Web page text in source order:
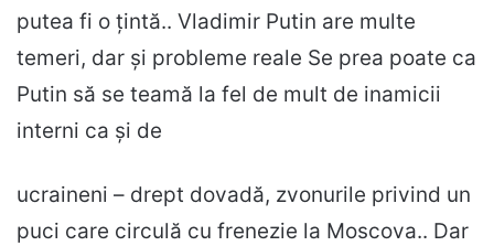
putea fi o țintă.. Vladimir Putin are multe
temeri, dar și probleme reale Se prea poate ca
Putin să se teamă la fel de mult de inamicii
interni ca și de
ucraineni – drept dovadă, zvonurile privind un
puci care circulă cu frenezie la Moscova.. Dar